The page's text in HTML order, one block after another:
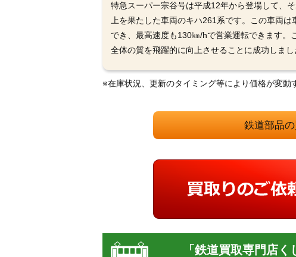
特急スーパー宗谷号は平成12年から登場して、
上を果たした車両のキハ261系です。この車両
でき、最高速度も130㎞/hで営業運転できます
全体の質を飛躍的に向上させることに成功しまし
※在庫状況、更新のタイミング等により価格が変動
鉄道部品
「鉄道買取専門店